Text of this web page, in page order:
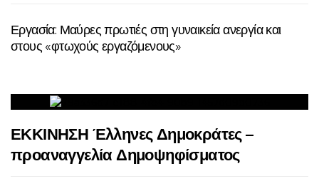
Εργασία: Μαύρες πρωτιές στη γυναικεία ανεργία και
στους «φτωχούς εργαζόμενους»
ΕΚΚΙΝΗΣΗ Έλληνες Δημοκράτες –
προαναγγελία Δημοψηφίσματος